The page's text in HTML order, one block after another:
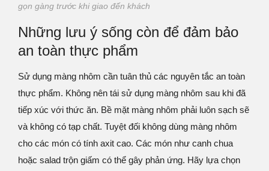
gọn gàng trước khi giao đến khách
Những lưu ý sống còn để đảm bảo
an toàn thực phẩm
Sử dụng màng nhôm cần tuân thủ các nguyên tắc an toàn
thực phẩm. Không nên tái sử dụng màng nhôm sau khi đã
tiếp xúc với thức ăn. Bề mặt màng nhôm phải luôn sạch sẽ
và không có tạp chất. Tuyệt đối không dùng màng nhôm
cho các món có tính axit cao. Các món như canh chua
hoặc salad trộn giấm có thể gây phản ứng. Hãy lựa chọn